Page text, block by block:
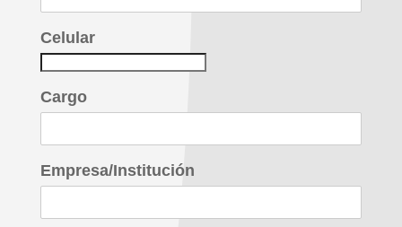
Celular
Cargo
Empresa/Institución